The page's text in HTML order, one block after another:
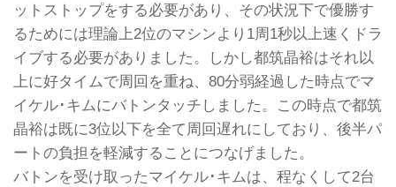
ットストップをする必要があり、その状況下で優勝す
るためには理論上2位のマシンより1周1秒以上速くドラ
イブする必要がありました。しかし都筑晶裕はそれ以
上に好タイムで周回を重ね、80分弱経過した時点でマ
イケル･キムにバトンタッチしました。この時点で都筑
晶裕は既に3位以下を全て周回遅れにしており、後半パ
ートの負担を軽減することにつなげました。
バトンを受け取ったマイケル･キムは、程なくして2台